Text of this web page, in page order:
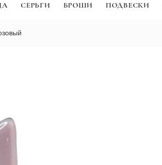
СЕРЬГИ БРОШИ ПОДВЕСКИ